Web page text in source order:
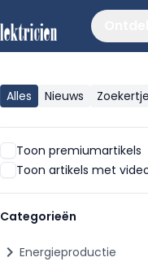
Alles Nieuws
Toon premiumartikels
Toon artikels met
Categorieën
chevron_right Energieproductie